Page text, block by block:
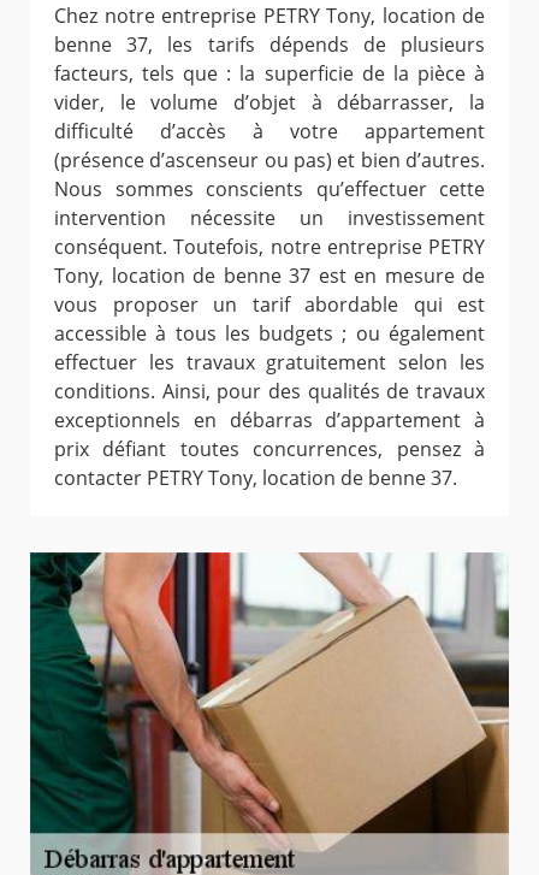
Chez notre entreprise PETRY Tony, location de
benne 37, les tarifs dépends de plusieurs
facteurs, tels que : la superficie de la pièce à
vider, le volume d’objet à débarrasser, la
difficulté d’accès à votre appartement
(présence d’ascenseur ou pas) et bien d’autres.
Nous sommes conscients qu’effectuer cette
intervention nécessite un investissement
conséquent. Toutefois, notre entreprise PETRY
Tony, location de benne 37 est en mesure de
vous proposer un tarif abordable qui est
accessible à tous les budgets ; ou également
effectuer les travaux gratuitement selon les
conditions. Ainsi, pour des qualités de travaux
exceptionnels en débarras d’appartement à
prix défiant toutes concurrences, pensez à
contacter PETRY Tony, location de benne 37.